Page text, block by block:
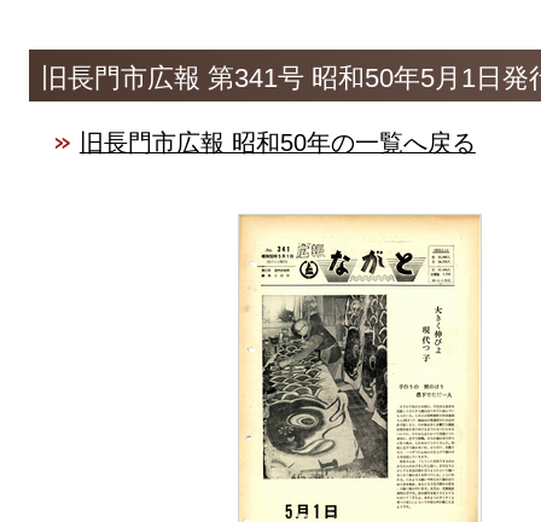
旧長門市広報 第341号 昭和50年5月1日発
旧長門市広報 昭和50年の一覧へ戻る